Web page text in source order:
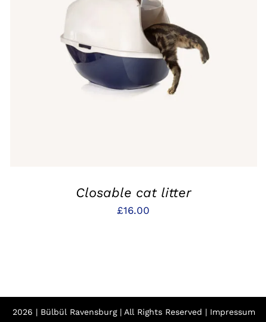
IN DEN WARENKORB / QUICK VIEW
Closable cat litter
£16.00
2026 | Bülbül Ravensburg | All Rights Reserved | Impressum